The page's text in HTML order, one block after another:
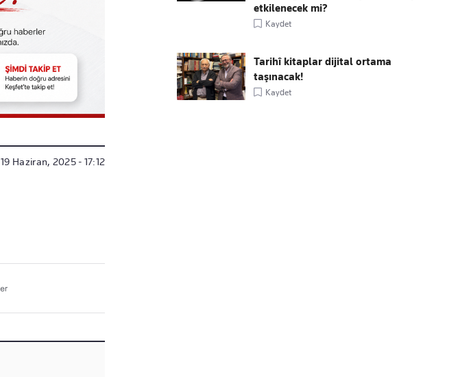
19 Haziran, 2025 - 17:12
etkilenecek mi?
Kaydet
Tarihî kitaplar dijital ortama
taşınacak!
Kaydet